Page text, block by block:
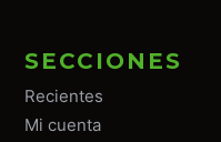
SECCIONES
Recientes
Mi cuenta